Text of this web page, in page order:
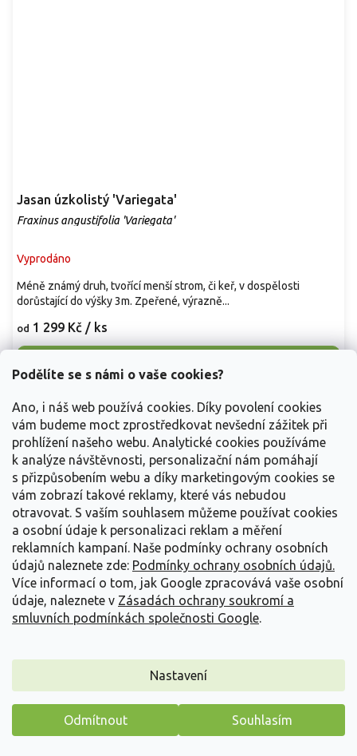
Podělíte se s námi o vaše cookies?
Ano, i náš web používá cookies. Díky povolení cookies
vám budeme moct zprostředkovat nevšední zážitek při
prohlížení našeho webu. Analytické cookies používáme
k analýze návštěvnosti, personalizační nám pomáhají
s přizpůsobením webu a díky marketingovým cookies se
vám zobrazí takové reklamy, které vás nebudou
otravovat. S vaším souhlasem můžeme používat cookies
a osobní údaje k personalizaci reklam a měření
reklamních kampaní. Naše podmínky ochrany osobních
údajů naleznete zde: Podmínky ochrany osobních údajů.
Více informací o tom, jak Google zpracovává vaše osobní
údaje, naleznete v Zásadách ochrany soukromí a
smluvních podmínkách společnosti Google.
Nastavení
Odmítnout Souhlasím
Jasan úzkolistý 'Variegata'
Fraxinus angustifolia 'Variegata'
Vyprodáno
od 1 299 Kč / ks
Méně známý druh, tvořící menší strom, či keř, v dospělosti
dorůstající do výšky 3m. Zpeřené, výrazně...
Fraxinus ornus 'Obelisk'
Novější kultivar, s výrazně sloupovitým růstem. Teprve v průběhu
Máme pro vás malý dárek